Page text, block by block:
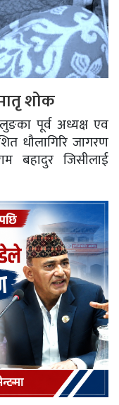
शोक
पूर्व अध्यक्ष एव
धौलागिरि जागरण
बहादुर जिसीलाई